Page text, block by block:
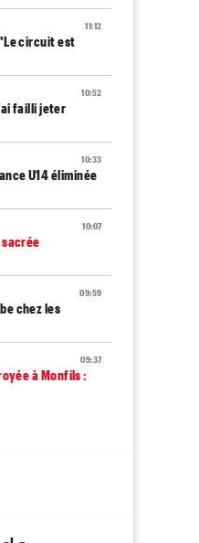
11:12
circuit est
10:52
failli jeter
10:33
U14 éliminée
10:07
sacrée
09:59
chez les
09:37
à Monfils :
puis Khachanov
Droguet